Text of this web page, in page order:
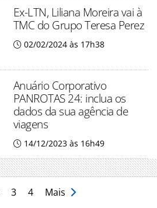
Ex-LTN, Liliana Moreira vai à
TMC do Grupo Teresa Perez
02/02/2024 às 17h38
Anuário Corporativo
PANROTAS 24: inclua os
dados da sua agência de
viagens
14/12/2023 às 16h49
3 4 Mais